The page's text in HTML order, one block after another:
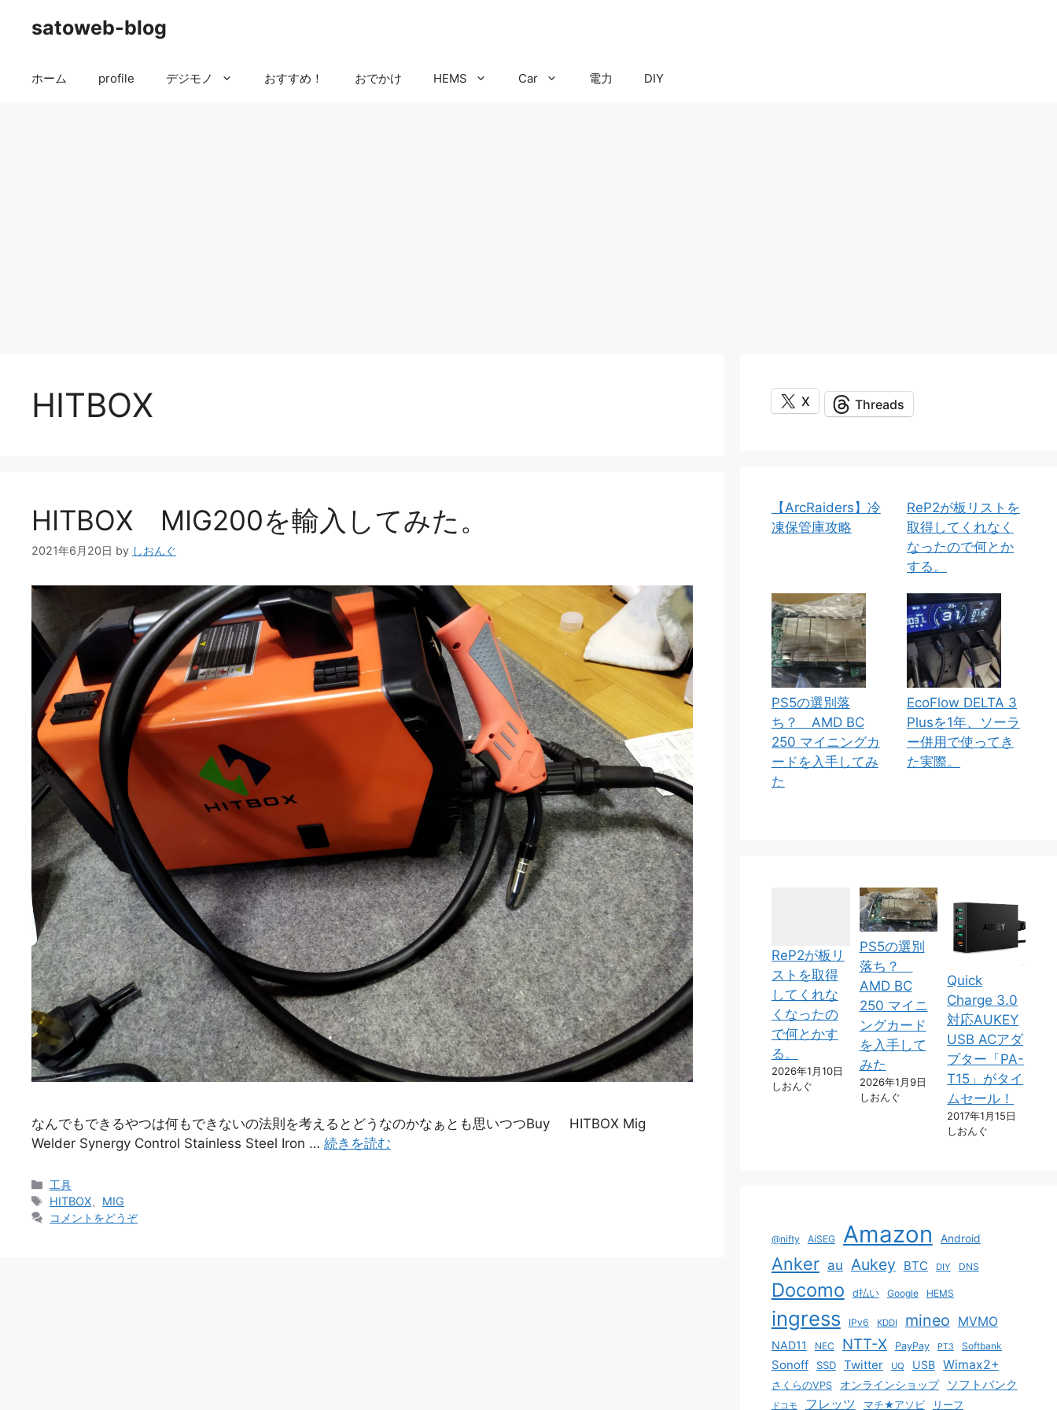
satoweb-blog
ホーム profile デジモノ おすすめ！ おでかけ HEMS Car 電力 DIY
HITBOX
HITBOX MIG200を輸入してみた。
2021年6月20日 by しおんぐ
なんでもできるやつは何もできないの法則を考えるとどうなのかなぁとも思いつつBuy HITBOX Mig
Welder Synergy Control Stainless Steel Iron … 続きを読む
カ
テ
ゴ
工具
タ
グ
HITBOX
MIG
コメントをどうぞ
X Threads
【ArcRaiders】冷
凍保管庫攻略
ReP2が板リストを
取得してくれなく
なったので何とか
する。
PS5の選別落
ち？ AMD BC
250 マイニングカ
ードを入手してみ
た
EcoFlow DELTA 3
Plusを1年、ソーラ
ー併用で使ってき
た実際。
ReP2が板リ
ストを取得
してくれな
くなったの
で何とかす
る。
2026年1月10日
しおんぐ
PS5の選別
落ち？
AMD BC
250 マイニ
ングカード
を入手して
みた
2026年1月9日
しおんぐ
Quick
Charge 3.0
対応AUKEY
USB ACアダ
プター「PA-
T15」がタイ
ムセール！
2017年1月15日
しおんぐ
@nifty AiSEG Amazon Android
Anker au Aukey BTC DIY DNS
Docomo d払い Google HEMS
ingress IPv6 KDDI mineo MVMO
NAD11 NEC NTT-X PayPay PT3 Softbank
Sonoff SSD Twitter UQ USB Wimax2+
さくらのVPS オンラインショップ ソフトバンク
ドコモ フレッツ マチ★アソビ リーフ